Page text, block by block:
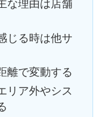
な理由は店舗
じる時は他サ
離で変動する
リア外やシス